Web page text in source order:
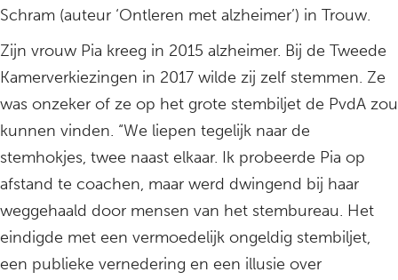
Schram (auteur ‘Ontleren met alzheimer’) in Trouw.
Zijn vrouw Pia kreeg in 2015 alzheimer. Bij de Tweede
Kamerverkiezingen in 2017 wilde zij zelf stemmen. Ze
was onzeker of ze op het grote stembiljet de PvdA zou
kunnen vinden. “We liepen tegelijk naar de
stemhokjes, twee naast elkaar. Ik probeerde Pia op
afstand te coachen, maar werd dwingend bij haar
weggehaald door mensen van het stembureau. Het
eindigde met een vermoedelijk ongeldig stembiljet,
een publieke vernedering en een illusie over